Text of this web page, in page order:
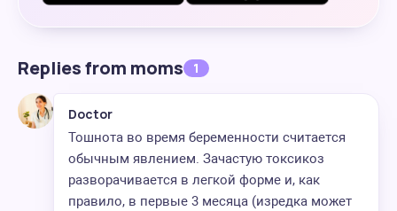
Replies from moms 1
Doctor
Тошнота во время беременности считается
обычным явлением. Зачастую токсикоз
разворачивается в легкой форме и, как
правило, в первые 3 месяца (изредка может